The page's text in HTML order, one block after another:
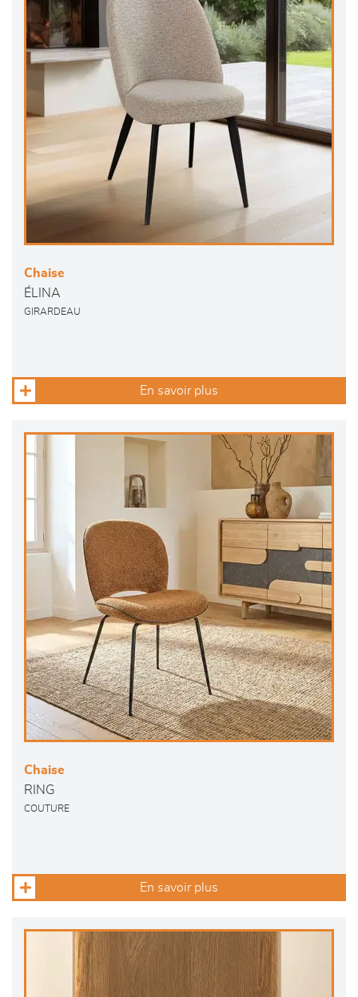
Chaise
ÉLINA
GIRARDEAU
En savoir plus
Chaise
RING
COUTURE
En savoir plus